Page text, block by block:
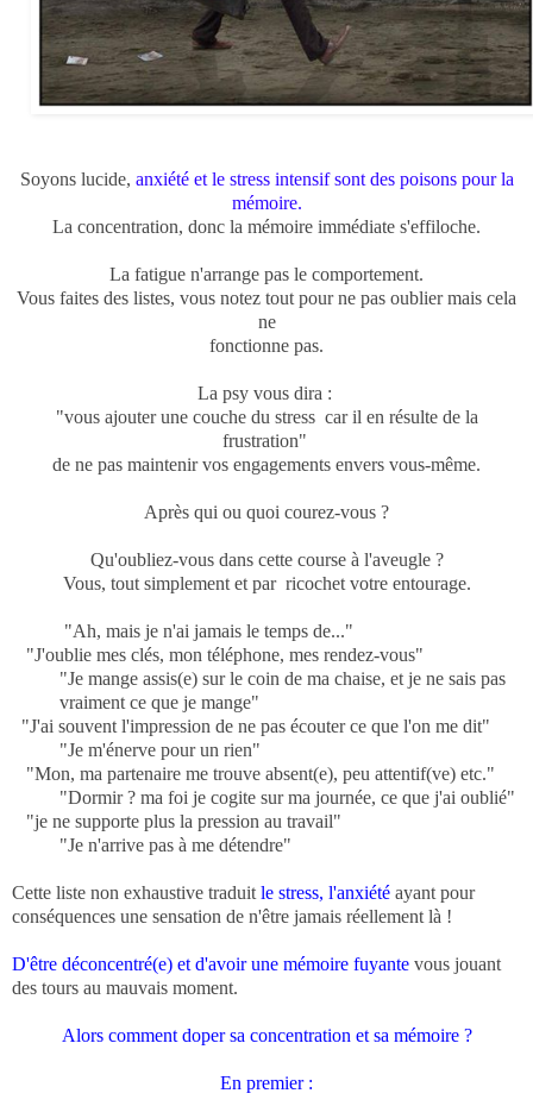
Soyons lucide, anxiété et le stress intensif sont des poisons pour la
mémoire.
La concentration, donc la mémoire immédiate s'effiloche.
La fatigue n'arrange pas le comportement.
Vous faites des listes, vous notez tout pour ne pas oublier mais cela
ne
fonctionne pas.
La psy vous dira :
"vous ajouter une couche du stress car il en résulte de la
frustration"
de ne pas maintenir vos engagements envers vous-même.
Après qui ou quoi courez-vous ?
Qu'oubliez-vous dans cette course à l'aveugle ?
Vous, tout simplement et par ricochet votre entourage.
"Ah, mais je n'ai jamais le temps de..."
"J'oublie mes clés, mon téléphone, mes rendez-vous"
"Je mange assis(e) sur le coin de ma chaise, et je ne sais pas
vraiment ce que je mange"
"J'ai souvent l'impression de ne pas écouter ce que l'on me dit"
"Je m'énerve pour un rien"
"Mon, ma partenaire me trouve absent(e), peu attentif(ve) etc."
"Dormir ? ma foi je cogite sur ma journée, ce que j'ai oublié"
"je ne supporte plus la pression au travail"
"Je n'arrive pas à me détendre"
Cette liste non exhaustive traduit le stress, l'anxiété ayant pour
conséquences une sensation de n'être jamais réellement là !
D'être déconcentré(e) et d'avoir une mémoire fuyante vous jouant
des tours au mauvais moment.
Alors comment doper sa concentration et sa mémoire ?
En premier :